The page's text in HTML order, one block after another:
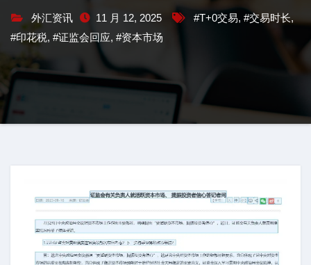
外汇资讯 11 月 12, 2025 #T+0交易, #交易时长,
#印花税, #证监会回应, #资本市场